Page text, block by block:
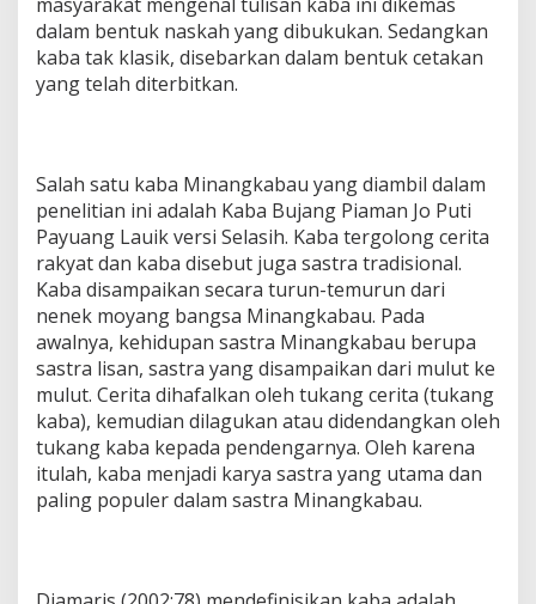
dalam bentuk naskah yang dibukukan. Sedangkan
kaba tak klasik, disebarkan dalam bentuk cetakan
yang telah diterbitkan.
Salah satu kaba Minangkabau yang diambil dalam
penelitian ini adalah Kaba Bujang Piaman Jo Puti
Payuang Lauik versi Selasih. Kaba tergolong cerita
rakyat dan kaba disebut juga sastra tradisional.
Kaba disampaikan secara turun-temurun dari
nenek moyang bangsa Minangkabau. Pada
awalnya, kehidupan sastra Minangkabau berupa
sastra lisan, sastra yang disampaikan dari mulut ke
mulut. Cerita dihafalkan oleh tukang cerita (tukang
kaba), kemudian dilagukan atau didendangkan oleh
tukang kaba kepada pendengarnya. Oleh karena
itulah, kaba menjadi karya sastra yang utama dan
paling populer dalam sastra Minangkabau.